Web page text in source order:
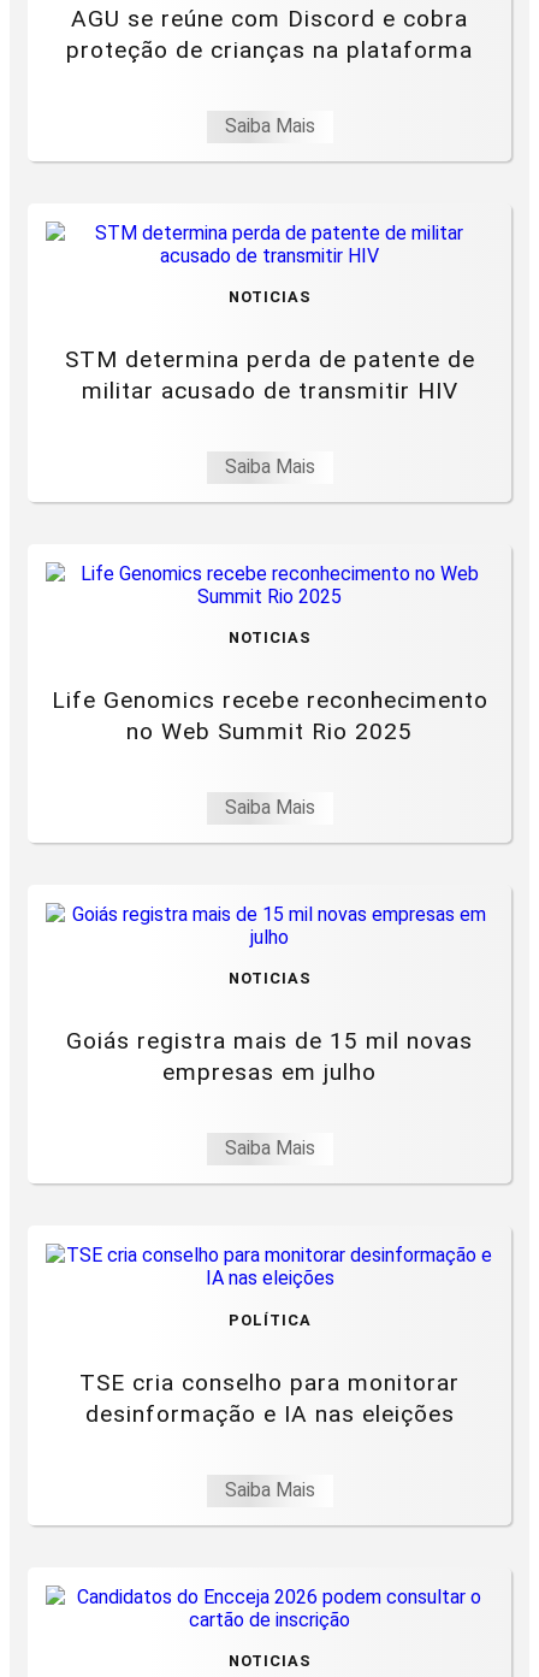
AGU se reúne com Discord e cobra
proteção de crianças na plataforma
Saiba Mais
NOTICIAS
STM determina perda de patente de
militar acusado de transmitir HIV
Saiba Mais
NOTICIAS
Life Genomics recebe reconhecimento
no Web Summit Rio 2025
Saiba Mais
NOTICIAS
Goiás registra mais de 15 mil novas
empresas em julho
Saiba Mais
POLÍTICA
TSE cria conselho para monitorar
desinformação e IA nas eleições
Saiba Mais
NOTICIAS